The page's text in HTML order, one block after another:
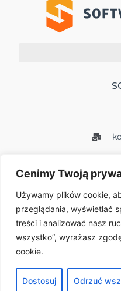
Cenimy Twoją
Używamy plików cookie,
przeglądania, wyświetlać
treści i analizować nasz
wszystko”, wyrażasz
cookie.
Dostosuj Odrzuć
Więcej: